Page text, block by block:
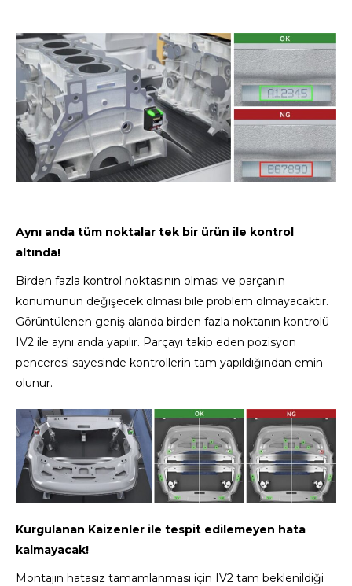
Aynı anda tüm noktalar tek bir ürün ile kontrol
altında!
Birden fazla kontrol noktasının olması ve parçanın
konumunun değişecek olması bile problem olmayacaktır.
Görüntülenen geniş alanda birden fazla noktanın kontrolü
IV2 ile aynı anda yapılır. Parçayı takip eden pozisyon
penceresi sayesinde kontrollerin tam yapıldığından emin
olunur.
Kurgulanan Kaizenler ile tespit edilemeyen hata
kalmayacak!
Montajın hatasız tamamlanması için IV2 tam beklenildiği